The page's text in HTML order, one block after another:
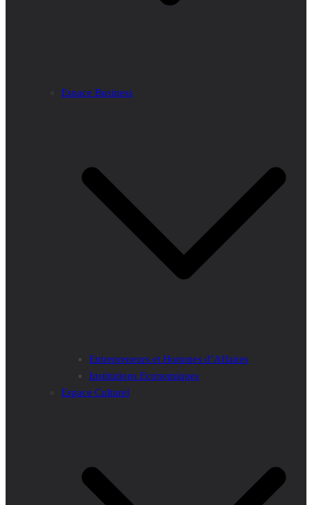
Espace Business
Entrepreneurs et Hommes d’Affaires
Institutions Economiques
Espace Culturel